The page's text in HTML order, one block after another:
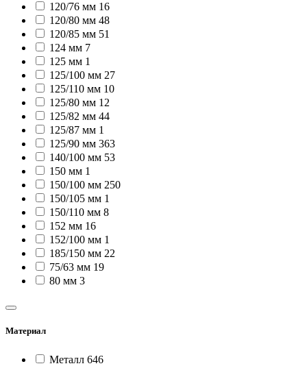
120/76 мм 16
120/80 мм 48
120/85 мм 51
124 мм 7
125 мм 1
125/100 мм 27
125/110 мм 10
125/80 мм 12
125/82 мм 44
125/87 мм 1
125/90 мм 363
140/100 мм 53
150 мм 1
150/100 мм 250
150/105 мм 1
150/110 мм 8
152 мм 16
152/100 мм 1
185/150 мм 22
75/63 мм 19
80 мм 3
Материал
Металл 646